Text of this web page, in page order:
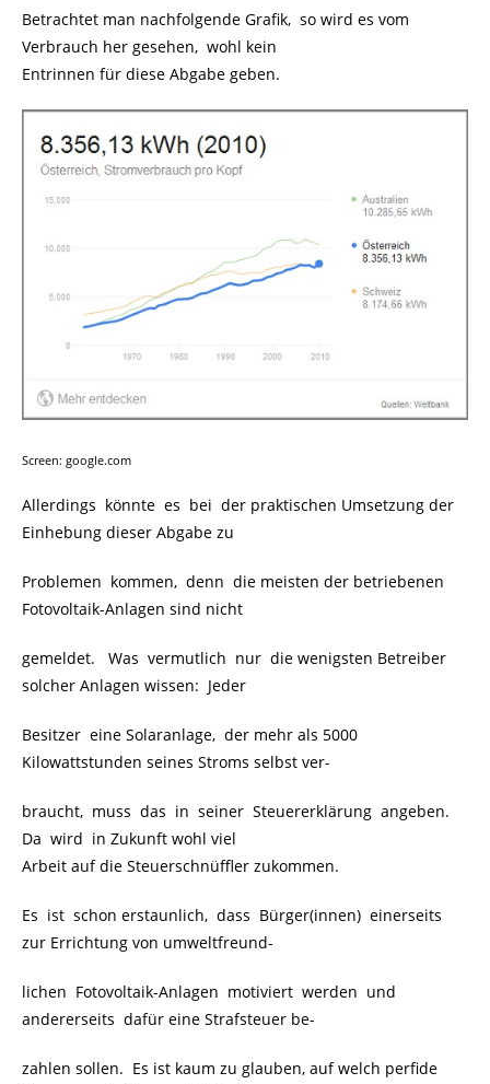
Betrachtet man nachfolgende Grafik, so wird es vom
Verbrauch her gesehen, wohl kein
Entrinnen für diese Abgabe geben.
Screen: google.com
Allerdings könnte es bei der praktischen Umsetzung der
Einhebung dieser Abgabe zu
Problemen kommen, denn die meisten der betriebenen
Fotovoltaik-Anlagen sind nicht
gemeldet. Was vermutlich nur die wenigsten Betreiber
solcher Anlagen wissen: Jeder
Besitzer eine Solaranlage, der mehr als 5000
Kilowattstunden seines Stroms selbst ver-
braucht, muss das in seiner Steuererklärung angeben.
Da wird in Zukunft wohl viel
Arbeit auf die Steuerschnüffler zukommen.
Es ist schon erstaunlich, dass Bürger(innen) einerseits
zur Errichtung von umweltfreund-
lichen Fotovoltaik-Anlagen motiviert werden und
andererseits dafür eine Strafsteuer be-
zahlen sollen. Es ist kaum zu glauben, auf welch perfide